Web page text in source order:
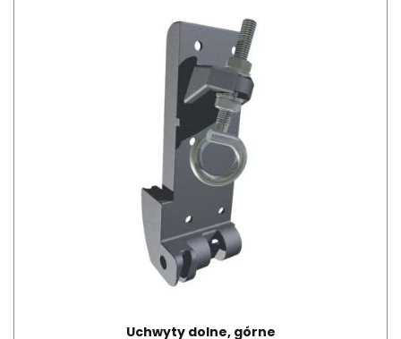
Uchwyty dolne, górne